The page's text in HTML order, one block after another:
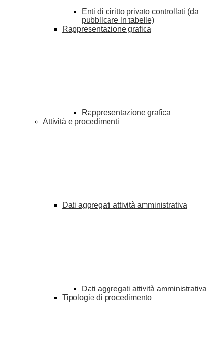
Enti di diritto privato controllati (da
pubblicare in tabelle)
Rappresentazione grafica
Rappresentazione grafica
Attività e procedimenti
Dati aggregati attività amministrativa
Dati aggregati attività amministrativa
Tipologie di procedimento